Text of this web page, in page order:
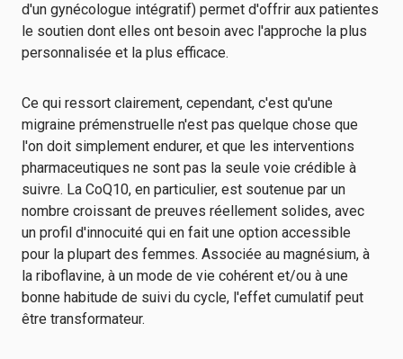
d'un gynécologue intégratif) permet d'offrir aux patientes
le soutien dont elles ont besoin avec l'approche la plus
personnalisée et la plus efficace.
Ce qui ressort clairement, cependant, c'est qu'une
migraine prémenstruelle n'est pas quelque chose que
l'on doit simplement endurer, et que les interventions
pharmaceutiques ne sont pas la seule voie crédible à
suivre. La CoQ10, en particulier, est soutenue par un
nombre croissant de preuves réellement solides, avec
un profil d'innocuité qui en fait une option accessible
pour la plupart des femmes. Associée au magnésium, à
la riboflavine, à un mode de vie cohérent et/ou à une
bonne habitude de suivi du cycle, l'effet cumulatif peut
être transformateur.